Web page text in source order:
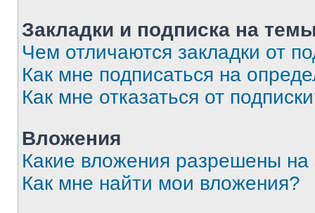
Закладки и подписка на
Чем отличаются закладки от
Как мне подписаться на
Как мне отказаться от
Вложения
Какие вложения разрешены
Как мне найти мои вложения?